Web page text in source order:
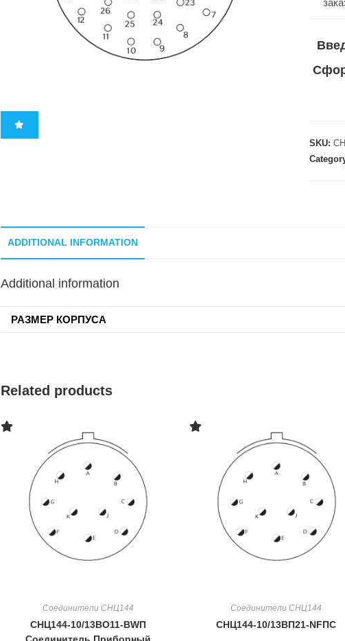
SKU:
ADDITIONAL INFORMATION
Additional information
РАЗМЕР КОРПУСА
Related products
Соединители СНЦ144
СНЦ144-10/13ВО11-BWП
Cоединитель Приборный
Соединители СНЦ144
СНЦ144-10/13ВП21-NFПC